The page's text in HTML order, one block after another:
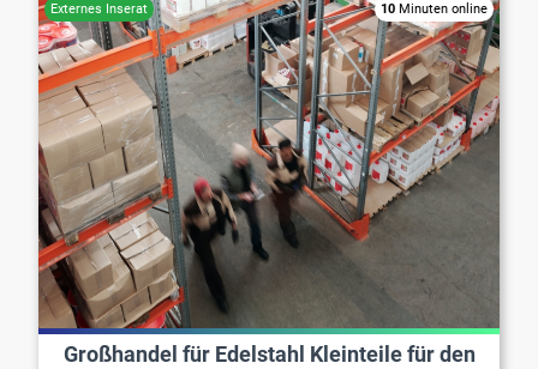
10 Minuten online
Großhandel für Edelstahl Kleinteile für den